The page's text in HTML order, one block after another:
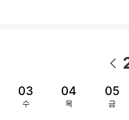
03
수
04
목
05
금